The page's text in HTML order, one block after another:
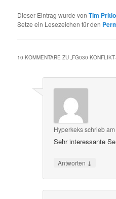
Dieser Eintrag wurde vonTim
Setze ein Lesezeichen für den
10 KOMMENTARE ZU „FG030
Hyperkeksschrieb
Sehr interessante
Antworten ↓